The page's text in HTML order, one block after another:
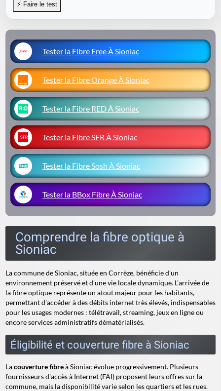
Tester la Fibre Free À Sioniac
Tester la Fibre Orange À Sioniac
Tester la Fibre RED À Sioniac
Tester la Fibre SFR À Sioniac
Tester la Fibre Sosh À Sioniac
Tester la BBox Fibre À Sioniac
Comprendre la fibre optique à
Sioniac
La commune de Sioniac, située en Corrèze, bénéficie d'un
environnement préservé et d'une vie locale dynamique. L'arrivée de
la fibre optique représente un atout majeur pour les habitants,
permettant d'accéder à des débits internet très élevés, indispensables
pour les usages modernes : télétravail, streaming, jeux en ligne ou
encore services administratifs dématérialisés.
Éligibilité et couverture fibre à Sioniac
Lacouverture fibreà Sioniac évolue progressivement. Plusieurs
fournisseurs d'accès à Internet (FAI) proposent leurs offres sur la
commune, mais la disponibilité varie selon les quartiers et les rues.